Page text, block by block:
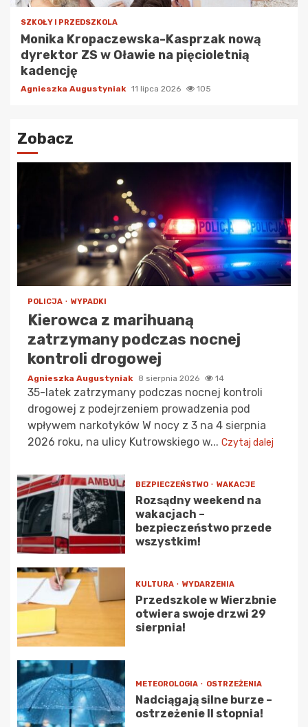
SZKOŁY I PRZEDSZKOLA
Monika Kropaczewska-Kasprzak nową
dyrektor ZS w Oławie na pięcioletnią
kadencję
Agnieszka Augustyniak 11 lipca 2026 105
Zobacz
POLICJA WYPADKI
Kierowca z marihuaną
zatrzymany podczas nocnej
kontroli drogowej
Agnieszka Augustyniak 8 sierpnia 2026 14
35-latek zatrzymany podczas nocnej kontroli
drogowej z podejrzeniem prowadzenia pod
wpływem narkotyków W nocy z 3 na 4 sierpnia
2026 roku, na ulicy Kutrowskiego w... Czytaj dalej
BEZPIECZEŃSTWO WAKACJE
Rozsądny weekend na
wakacjach –
bezpieczeństwo przede
wszystkim!
KULTURA WYDARZENIA
Przedszkole w Wierzbnie
otwiera swoje drzwi 29
sierpnia!
METEOROLOGIA OSTRZEŻENIA
Nadciągają silne burze –
ostrzeżenie II stopnia!